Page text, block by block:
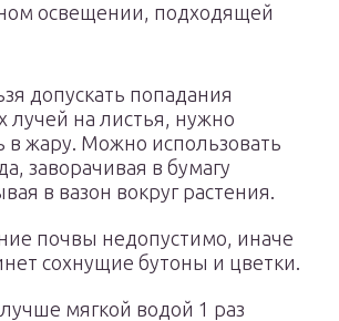
освещении, подходящей
допускать попадания
лучей на листья, нужно
в жару. Можно использовать
заворачивая в бумагу
в вазон вокруг растения.
почвы недопустимо, иначе
сохнущие бутоны и цветки.
мягкой водой 1 раз